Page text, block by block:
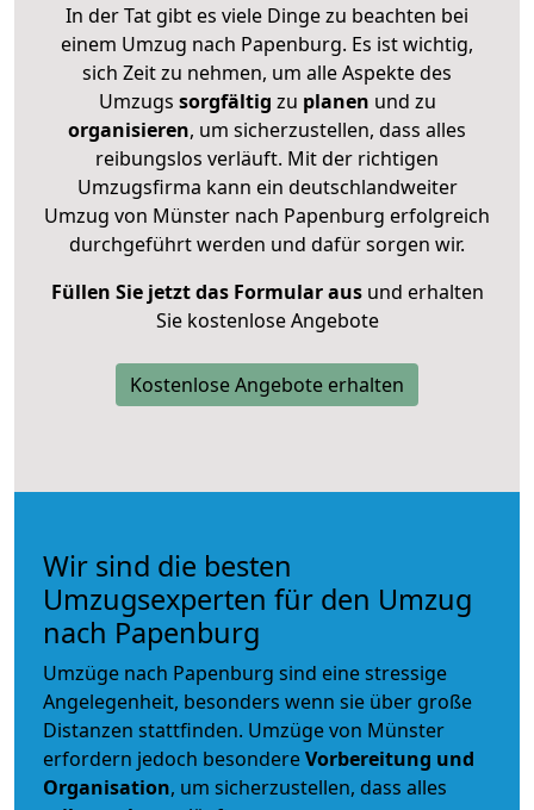
In der Tat gibt es viele Dinge zu beachten bei
einem Umzug nach Papenburg. Es ist wichtig,
sich Zeit zu nehmen, um alle Aspekte des
Umzugs sorgfältig zu planen und zu
organisieren, um sicherzustellen, dass alles
reibungslos verläuft. Mit der richtigen
Umzugsfirma kann ein deutschlandweiter
Umzug von Münster nach Papenburg erfolgreich
durchgeführt werden und dafür sorgen wir.
Füllen Sie jetzt das Formular ausund erhalten
Sie kostenlose Angebote
Kostenlose Angebote erhalten
Wir sind die besten
Umzugsexperten für den Umzug
nach Papenburg
Umzüge nach Papenburg sind eine stressige
Angelegenheit, besonders wenn sie über große
Distanzen stattfinden. Umzüge von Münster
erfordern jedoch besondereVorbereitung und
Organisation, um sicherzustellen, dass alles